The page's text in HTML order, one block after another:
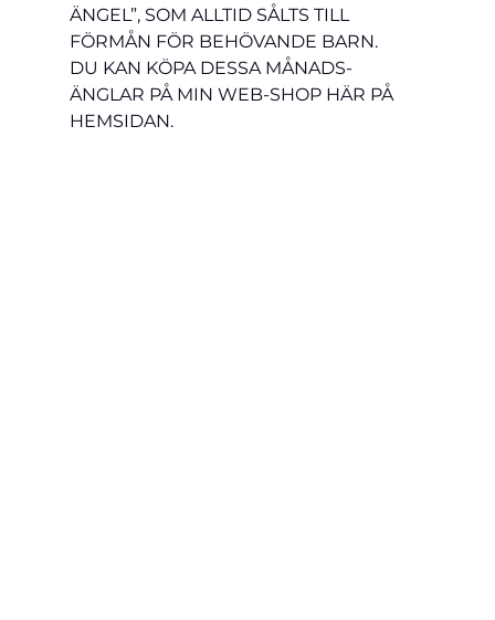
ÄNGEL”, SOM ALLTID SÅLTS TILL
FÖRMÅN FÖR BEHÖVANDE BARN.
DU KAN KÖPA DESSA MÅNADS-
ÄNGLAR PÅ MIN WEB-SHOP HÄR PÅ
HEMSIDAN.